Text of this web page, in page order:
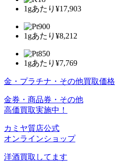
1gあたり ¥17,903
1gあたり ¥8,212
1gあたり ¥7,769
金・プラチナ・その他買取価格
金券・商品券・その他
高価買取実施中！
カミヤ質店公式
オンラインショップ
洋酒買取してます